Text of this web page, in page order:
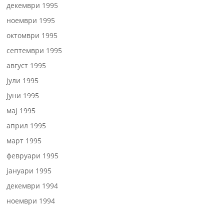
декември 1995
ноември 1995
октомври 1995
септември 1995
август 1995
јули 1995
јуни 1995
мај 1995
април 1995
март 1995
февруари 1995
јануари 1995
декември 1994
ноември 1994